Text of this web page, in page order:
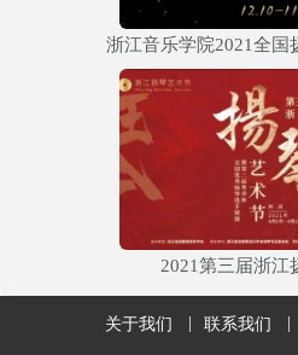
浙江音乐学院2021全国
2021第三届浙江
关于我们 联系我们